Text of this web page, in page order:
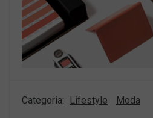
Categoria: Lifestyle Moda